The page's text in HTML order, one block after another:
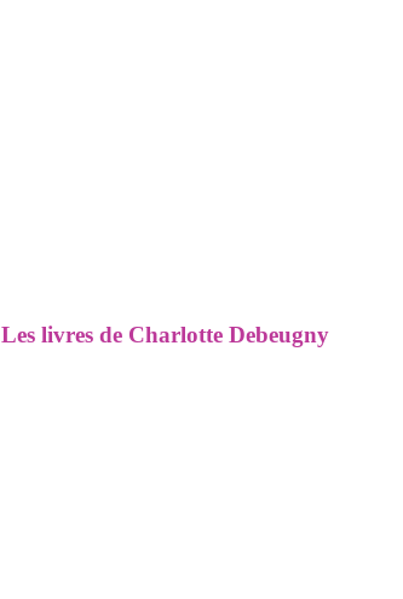
Les livres de Charlotte Debeugny